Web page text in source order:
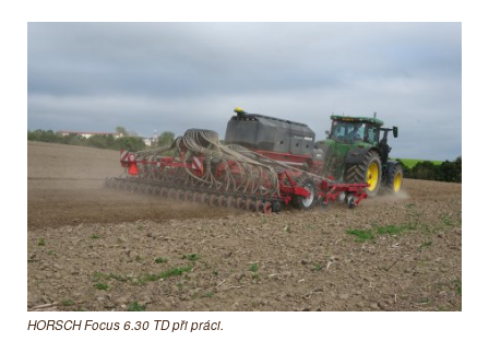
HORSCH Focus 6.30 TD při práci.